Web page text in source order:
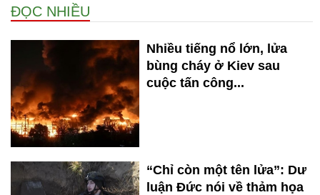
ĐỌC NHIỀU
Nhiều tiếng nổ lớn, lửa
bùng cháy ở Kiev sau
cuộc tấn công...
“Chỉ còn một tên lửa”: Dư
luận Đức nói về thảm họa